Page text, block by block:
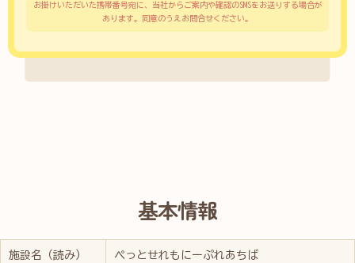
お掛けいただいた携帯番号宛に、当社からご案内や確認のSMSをお送りする場合が
あります。同意のうえお問合せください。
基本情報
施設名（読み） ぺっとせれもにーぷれあちば